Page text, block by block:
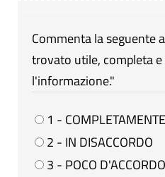
Commenta la seguente
trovato utile, completa
l'informazione."
1 -
2 - IN DISACCORDO
3 - POCO D'ACCORDO